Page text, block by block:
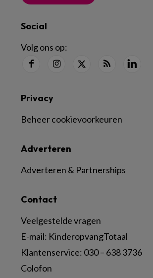
Social
Volg ons op:
Contact
Veelgestelde vragen
E-mail: KinderopvangTotaal
Klantenservice: 030 – 638 3736
Colofon
Adverteren
Adverteren & Partnerships
Privacy
Beheer cookievoorkeuren